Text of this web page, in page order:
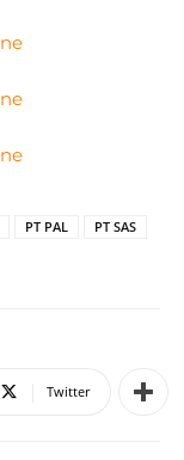
PT PAL
PT SAS
Twitter